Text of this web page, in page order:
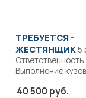
ТРЕБУЕТСЯ -
ЖЕСТЯНЩИК
Ответственность..
Выполнение
контроль
40 500 руб.